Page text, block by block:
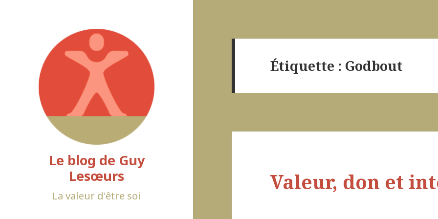
Le blog de Guy
Lesœurs
La valeur d'être soi
Étiquette : Godbout
Valeur, don et